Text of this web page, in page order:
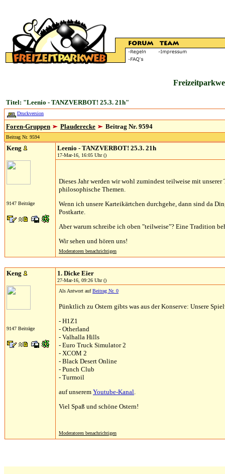
Titel: "Leenio - TANZVERBOT! 25.3. 21h"
Druckversion
Foren-Gruppen Plauderecke Beitrag Nr. 9594
Beitrag Nr. 9594
Keng
9147 Beiträge
Leenio - TANZVERBOT! 25.3. 21h
17-Mar-16, 16:05 Uhr ()
Dieses Jahr werden wir wohl zumindest teilweise mit
philosophische Themen.
Wenn ich unsere Karteikärtchen durchgehe, dann sind da
Postkarte.
Aber warum schreibe ich oben "teilweise"? Eine Tradition
Wir sehen und hören uns!
Moderatoren benachrichtigen
Keng
9147 Beiträge
1. Dicke Eier
27-Mar-16, 09:26 Uhr ()
Als Antwort aufBeitrag Nr. 0
Pünktlich zu Ostern gibts was aus der Konserve: Unsere
- H1Z1
- Otherland
- Valhalla Hills
- Euro Truck Simulator 2
- XCOM 2
- Black Desert Online
- Punch Club
- Turmoil
auf unserem Youtube-Kanal.
Viel Spaß und schöne Ostern!
Moderatoren benachrichtigen